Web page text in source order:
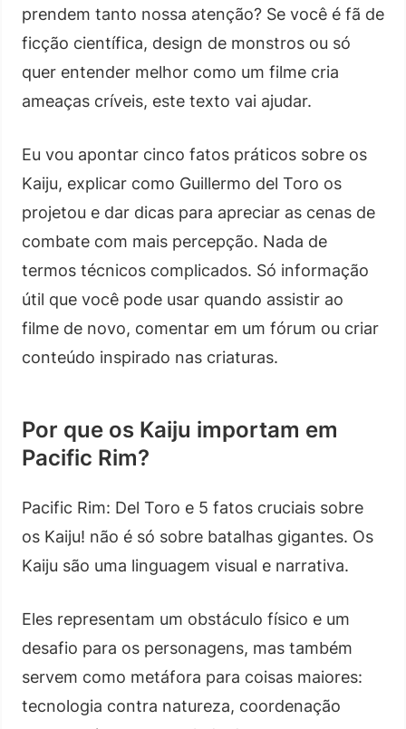
prendem tanto nossa atenção? Se você é fã de
ficção científica, design de monstros ou só
quer entender melhor como um filme cria
ameaças críveis, este texto vai ajudar.
Eu vou apontar cinco fatos práticos sobre os
Kaiju, explicar como Guillermo del Toro os
projetou e dar dicas para apreciar as cenas de
combate com mais percepção. Nada de
termos técnicos complicados. Só informação
útil que você pode usar quando assistir ao
filme de novo, comentar em um fórum ou criar
conteúdo inspirado nas criaturas.
Por que os Kaiju importam em
Pacific Rim?
Pacific Rim: Del Toro e 5 fatos cruciais sobre
os Kaiju! não é só sobre batalhas gigantes. Os
Kaiju são uma linguagem visual e narrativa.
Eles representam um obstáculo físico e um
desafio para os personagens, mas também
servem como metáfora para coisas maiores:
tecnologia contra natureza, coordenação